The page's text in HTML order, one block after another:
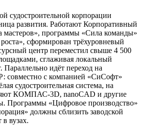
судостроительной корпорации
развития. Работают Корпоративный
мастеров», программы «Сила команды»
сформирован трёхуровневый
центр переместил свыше 4 500
сглаживая локальный
идёт переход на
совместно с компанией «СиСофт»
судостроительная система, на
КОМПАС-3D, nanoCAD и другие
Программы «Цифровое производство»
должны сблизить заводской
в вузах.